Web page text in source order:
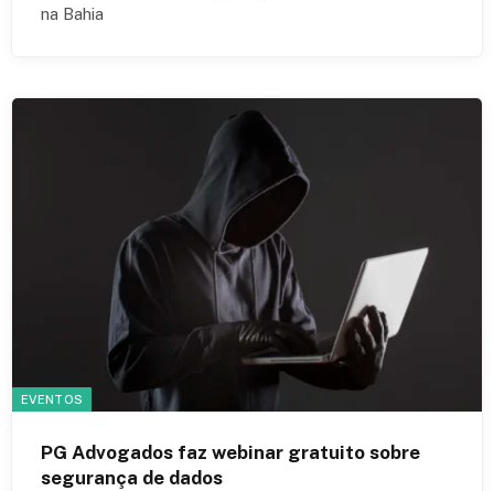
na Bahia
EVENTOS
PG Advogados faz webinar gratuito sobre
segurança de dados